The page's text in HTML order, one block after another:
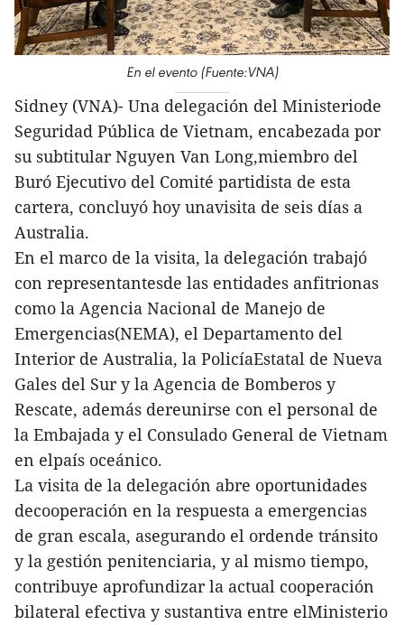
En el evento (Fuente:VNA)
Sidney (VNA)- Una delegación del Ministeriode
Seguridad Pública de Vietnam, encabezada por
su subtitular Nguyen Van Long,miembro del
Buró Ejecutivo del Comité partidista de esta
cartera, concluyó hoy unavisita de seis días a
Australia.
En el marco de la visita, la delegación trabajó
con representantesde las entidades anfitrionas
como la Agencia Nacional de Manejo de
Emergencias(NEMA), el Departamento del
Interior de Australia, la PolicíaEstatal de Nueva
Gales del Sur y la Agencia de Bomberos y
Rescate, además dereunirse con el personal de
la Embajada y el Consulado General de Vietnam
en elpaís oceánico.
La visita de la delegación abre oportunidades
decooperación en la respuesta a emergencias
de gran escala, asegurando el ordende tránsito
y la gestión penitenciaria, y al mismo tiempo,
contribuye aprofundizar la actual cooperación
bilateral efectiva y sustantiva entre elMinisterio